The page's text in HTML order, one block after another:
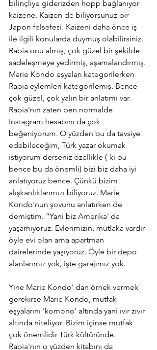
bilinçliye giderizden hopp bağlanıyor
kaizene. Kaizen de biliyorsunuz bir
Japon felsefesi. Kaizeni daha önce iş
ile ilgili konularda duymuş olabilirsiniz.
Rabia onu almış, çok güzel bir şekilde
sadeleşmeye yedirmiş, aşamalandırmış.
Marie Kondo eşyaları kategorilerken
Rabia eylemleri kategorilemiş. Bence
çok güzel, çok yalın bir anlatımı var.
Rabia'nın zaten ben normalde
Instagram hesabını da çok
beğeniyorum. O yüzden bu da tavsiye
edebileceğim, Türk yazar okumak
istiyorum derseniz özellikle (-ki bu
bence bu da önemli) bizi biz daha iyi
anlatıyoruz bence. Çünkü bizim
alışkanlıklarımızı biliyoruz. Marie
Kondo'nun şovunu anlatırken de
demiştim. “Yani biz Amerika' da
yaşamıyoruz. Evlerimizin, mutlaka vardır
öyle evi olan ama apartman
dairelerinde yaşıyoruz. Öyle bir depo
alanlarımız yok, işte garajımız yok.
Yine Marie Kondo' dan örnek vermek
gerekirse Marie Kondo, mutfak
eşyalarını 'komono' altında yani ıvır zıvır
altında niteliyor. Bizim içinse mutfak
çok önemlidir Türk kültüründe.
Rabia'nın o yüzden kitabını da